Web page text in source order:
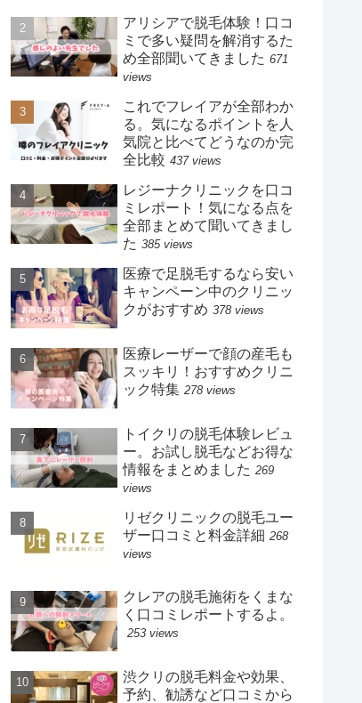
アリシアで脱毛体験！口コ
ミで多い疑問を解消するた
め全部聞いてきました 671
views
これでフレイアが全部わか
る。気になるポイントを人
気院と比べてどうなのか完
全比較 437 views
レジーナクリニックを口コ
ミレポート！気になる点を
全部まとめて聞いてきまし
た 385 views
医療で足脱毛するなら安い
キャンペーン中のクリニッ
クがおすすめ 378 views
医療レーザーで顔の産毛も
スッキリ！おすすめクリニ
ック特集 278 views
トイクリの脱毛体験レビュ
ー。お試し脱毛などお得な
情報をまとめました 269
views
リゼクリニックの脱毛ユー
ザー口コミと料金詳細 268
views
クレアの脱毛施術をくまな
く口コミレポートするよ。
253 views
渋クリの脱毛料金や効果、
予約、勧誘など口コミから